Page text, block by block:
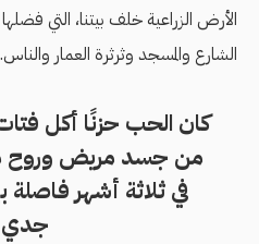
الأرض الزراعية خلف بيتنا، التي
الشارع والمسجد وثرثرة العمار والناس.
كان الحب حزنًا أكل
من جسد مريض وروح
في ثلاثة أشهر فاصلة
جدي